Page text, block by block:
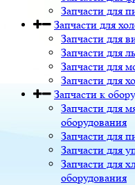
Запчасти для
Запчасти для
Запчасти для
Запчасти для
Запчасти для
Запчасти для
Запчасти к
Запчасти для
оборудования
Запчасти для
Запчасти для
Запчасти для
оборудования